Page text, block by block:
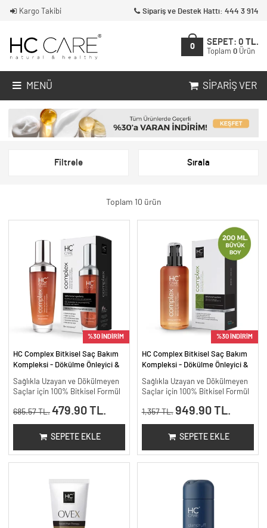
Kargo Takibi Sipariş ve Destek Hattı: 444 3 914
0
SEPET: 0 TL.
Toplam 0 Ürün
MENÜ SIPARIŞ VER
Filtrele Sırala
Toplam 10 ürün
%30 İNDİRİM
HC Complex Bitkisel Saç Bakım
Kompleksi - Dökülme Önleyici &
100 ml
Sağlıkla Uzayan ve Dökülmeyen
Saçlar için 100% Bitkisel Formül
685.57 TL. 479.90 TL.
SEPETE EKLE
%30 İNDİRİM
HC Complex Bitkisel Saç Bakım
Kompleksi - Dökülme Önleyici &
200 ml.
Sağlıkla Uzayan ve Dökülmeyen
Saçlar için 100% Bitkisel Formül
1,357 TL. 949.90 TL.
SEPETE EKLE